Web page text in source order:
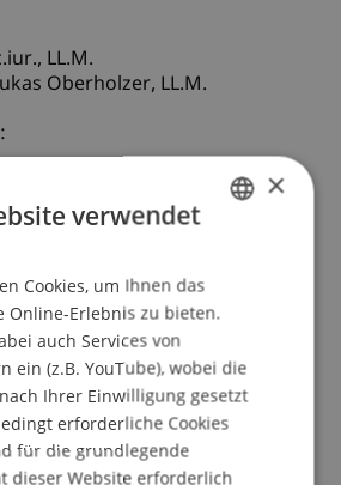
LL.M.
Oberholzer LL.M.
und Finanzmarktrecht
weiteren Themenabends im
Master of Laws (LL.M.) im
beleuchten wir
Entwicklungen rund um das
(FIDLEG) und das
(FINIG), die seit Januar 2020
tätige
Finanzintermediäre von
sind.
×
verwendet
Cookies, um Ihnen das
Online-Erlebnis zu bieten.
auch Services von
ein (z.B. YouTube), wobei die
Ihrer Einwilligung gesetzt
erforderliche Cookies
für die grundlegende
dieser Website erforderlich